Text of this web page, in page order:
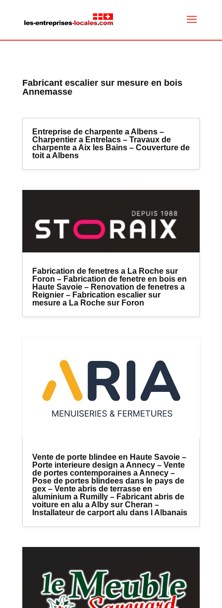
Fabricant escalier sur mesure en bois
Annemasse
Entreprise de charpente a Albens –
Charpentier a Entrelacs – Travaux de
charpente a Aix les Bains – Couverture de
toit a Albens
Fabrication de fenetres a La Roche sur
Foron – Fabrication de fenetre en bois en
Haute Savoie – Renovation de fenetres a
Reignier – Fabrication escalier sur
mesure a La Roche sur Foron
Vente de porte blindee en Haute Savoie –
Porte interieure design a Annecy – Vente
de portes contemporaines a Annecy –
Pose de portes blindees dans le pays de
gex – Vente abris de terrasse en
aluminium a Rumilly – Fabricant abris de
voiture en alu a Alby sur Cheran –
Installateur de carport alu dans l Albanais